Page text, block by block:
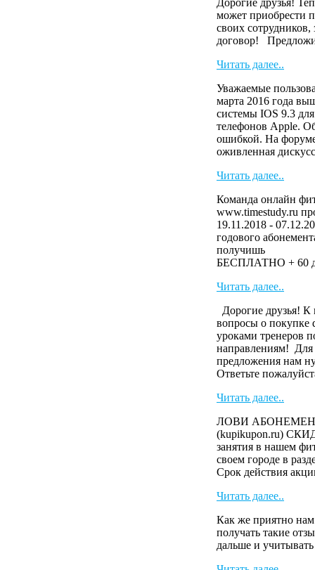
Дорогие друзья!
может приобрести
своих
договор!
Читать далее..
Уважаемые
марта 2016 года
системы IOS 9.3
телефонов Apple.
ошибкой. На
оживленная
Читать далее..
Команда онлайн
www.timestudy.ru
19.11.2018 -
годового
БЕСПЛАТНО + 60
Читать далее..
Дорогие друзья! К
вопросы о покупке
уроками тренеров
направлениям! Для
предложения нам
Ответьте
Читать далее..
ЛОВИ АБОНЕМЕНТ
(kupikupon.ru)
занятия в нашем
своем городе в
Cрок действия
Читать далее..
Как же приятно
получать такие
дальше и